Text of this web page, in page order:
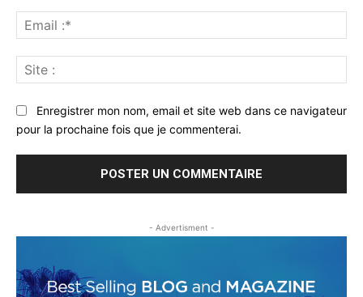
:*
:
Enregistrer mon nom, email et site web dans ce navigateur
pour la prochaine fois que je commenterai.
- Advertisment -